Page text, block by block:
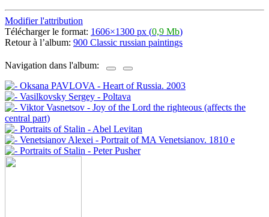
Modifier l'attribution
Télécharger le format: 1606×1300 px (0,9 Mb)
Retour à l’album: 900 Classic russian paintings
Navigation dans l'album: